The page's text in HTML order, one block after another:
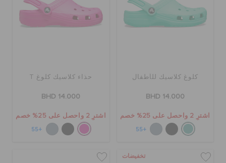
كلوغ كلاسيك للأطفال
BHD 14.000
اشترِ 2 واحصل على 25% خصم
+55
حذاء كلاسيك كلوغ T
BHD 14.000
اشترِ 2 واحصل على 25% خصم
+55
تخفيضات